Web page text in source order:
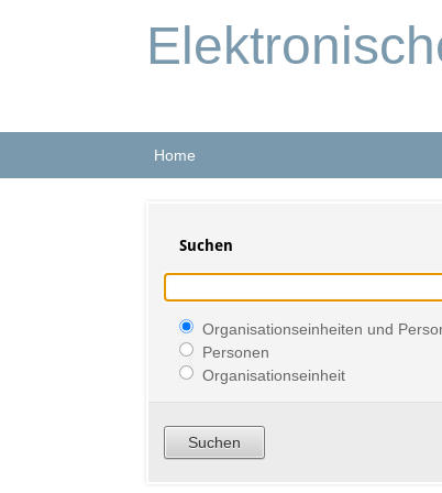
Home
Suchen
Organisationseinheiten und
Personen
Organisationseinheit